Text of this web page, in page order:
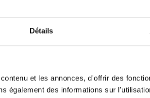
Détails
et les annonces, d'offrir des
également des informations sur